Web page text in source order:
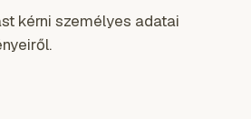
kérni személyes adatai